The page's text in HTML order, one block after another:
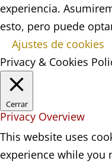
experiencia.
esto, pero puede
Ajustes de cookies
Privacy & Cookies
Cerrar
Privacy Overview
This website uses
experience while you